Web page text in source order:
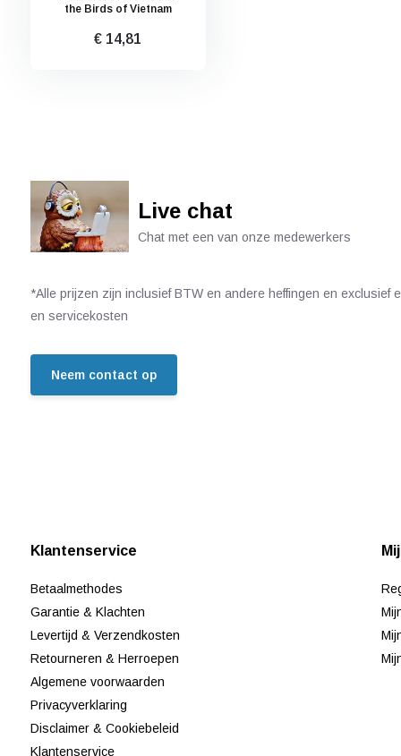
the Birds of Vietnam
€ 14,81
Live chat
Chat met een van onze medewerkers
*Alle prijzen zijn inclusief BTW en andere heffingen en exclusief
en servicekosten
Neem contact op
Klantenservice
Betaalmethodes
Garantie & Klachten
Levertijd & Verzendkosten
Retourneren & Herroepen
Algemene voorwaarden
Privacyverklaring
Disclaimer & Cookiebeleid
Klantenservice